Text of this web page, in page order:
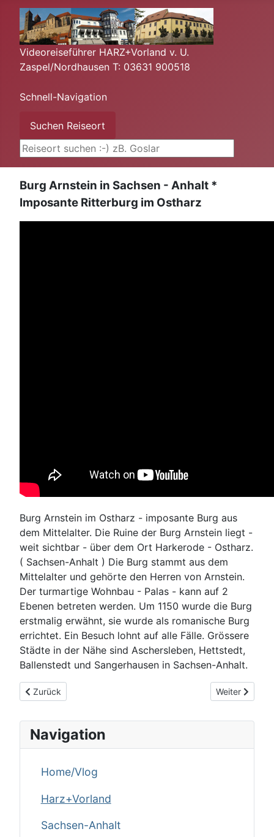
Videoreiseführer HARZ+Vorland v. U.
Zaspel/Nordhausen T: 03631 900518
Schnell-Navigation
Suchen Reiseort
Navigation
Home/Vlog
Harz+Vorland
Sachsen-Anhalt
Burg Arnstein in Sachsen - Anhalt *
Imposante Ritterburg im Ostharz
Burg Arnstein im Ostharz - imposante Burg aus
dem Mittelalter. Die Ruine der Burg Arnstein liegt -
weit sichtbar - über dem Ort Harkerode - Ostharz.
( Sachsen-Anhalt ) Die Burg stammt aus dem
Mittelalter und gehörte den Herren von Arnstein.
Der turmartige Wohnbau - Palas - kann auf 2
Ebenen betreten werden. Um 1150 wurde die Burg
erstmalig erwähnt, sie wurde als romanische Burg
errichtet. Ein Besuch lohnt auf alle Fälle. Grössere
Städte in der Nähe sind Aschersleben, Hettstedt,
Ballenstedt und Sangerhausen in Sachsen-Anhalt.
Vorheriger Beitrag: Bad Grund
Zurück Nächster
Weiter